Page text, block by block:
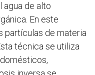
agua de alto
En este
partículas de materia
técnica se utiliza